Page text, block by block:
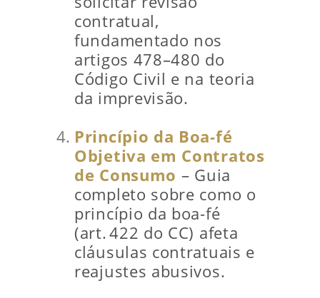
contratual,
fundamentado nos
artigos 478–480 do
Código Civil e na teoria
da imprevisão.
Princípio da Boa-fé
Objetiva em Contratos
de Consumo – Guia
completo sobre como o
princípio da boa-fé
(art. 422 do CC) afeta
cláusulas contratuais e
reajustes abusivos.